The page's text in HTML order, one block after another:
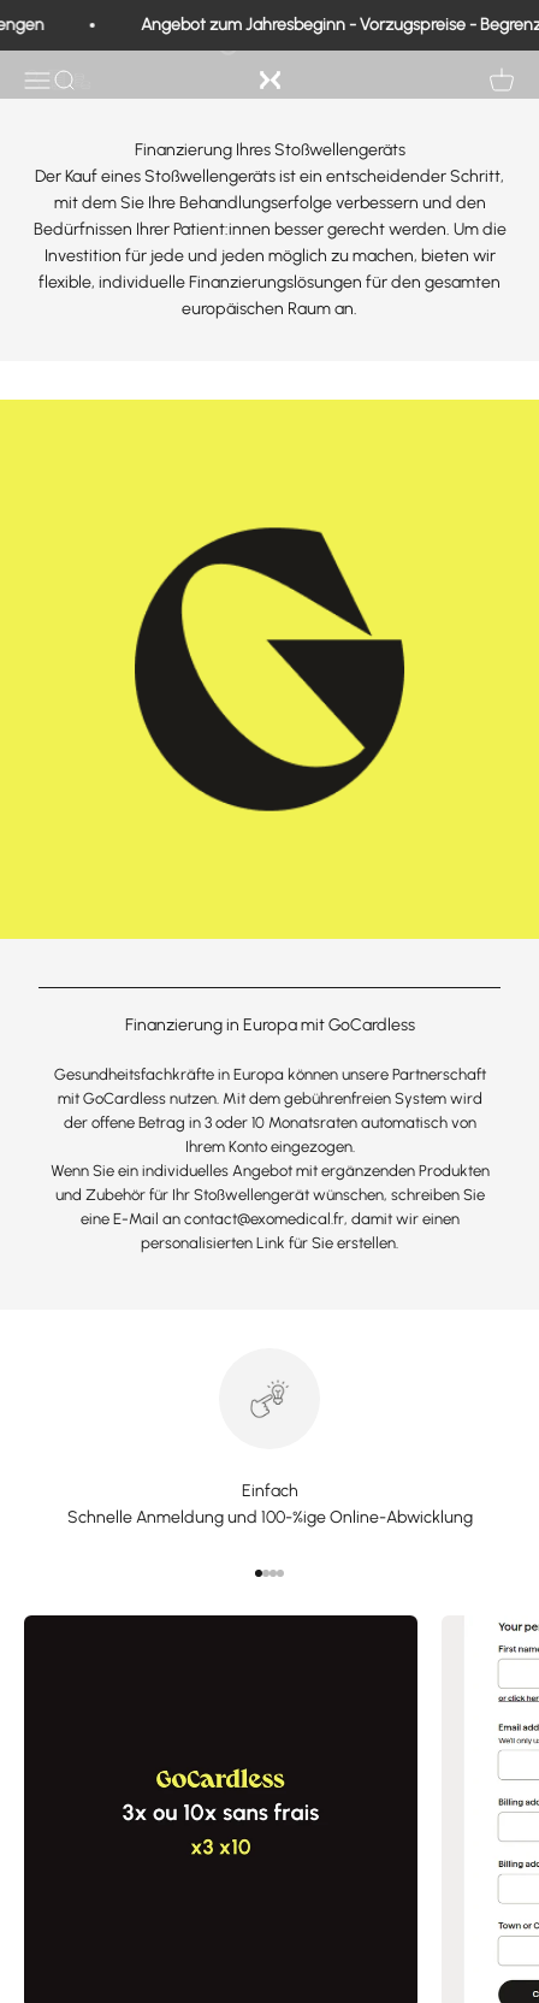
Angebot zum Jahresbeginn - Vorzugspreise -
Navigation öffnen
Suche Exo Medical
Finanzierung
Finanzierung Ihres Stoßwellengeräts
Der Kauf eines Stoßwellengeräts ist ein entscheidender Schritt,
mit dem Sie Ihre Behandlungserfolge verbessern und den
Bedürfnissen Ihrer Patient:innen besser gerecht werden. Um die
Investition für jede und jeden möglich zu machen, bieten wir
flexible, individuelle Finanzierungslösungen für den gesamten
europäischen Raum an.
Finanzierung in Europa mit GoCardless
Gesundheitsfachkräfte in Europa können unsere Partnerschaft
mit GoCardless nutzen. Mit dem gebührenfreien System wird
der offene Betrag in 3 oder 10 Monatsraten automatisch von
Ihrem Konto eingezogen.
Wenn Sie ein individuelles Angebot mit ergänzenden Produkten
und Zubehör für Ihr Stoßwellengerät wünschen, schreiben Sie
eine E-Mail an contact@exomedical.fr, damit wir einen
personalisierten Link für Sie erstellen.
Einfach
Schnelle Anmeldung und 100-%ige Online-Abwicklung